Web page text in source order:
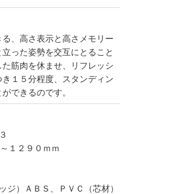
、高さ表示と高さメモリー
った姿勢を交互にとること
筋肉を休ませ、リフレッシ
１５分程度、スタンディン
できるのです。
１２９０ｍｍ
ジ）ＡＢＳ、ＰＶＣ（芯材）